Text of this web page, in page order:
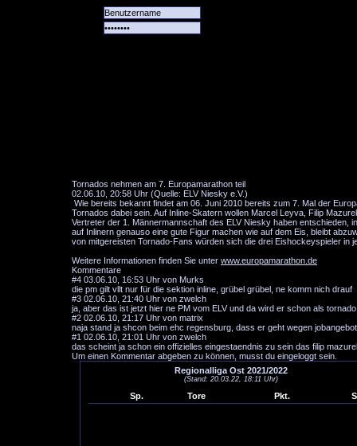
Tornados nehmen am 7. Europamarathon teil
02.06.10, 20:58 Uhr (Quelle: ELV Niesky e.V.)
Wie bereits bekannt findet am 06. Juni 2010 bereits zum 7. Mal der
Tornados dabei sein. Auf Inline-Skatern wollen Marcel Leyva, Filip
Vertreter der 1. Männermannschaft des ELV Niesky haben
auf Inlinern genauso eine gute Figur machen wie auf dem Eis, bleibt
von mitgereisten Tornado-Fans würden sich die drei Eishockeyspieler in
Weitere Informationen finden Sie unter www.europamarathon.de
Kommentare
#4 03.06.10, 16:53 Uhr von Murks
die pm gilt vllt nur für die sektion inline, grübel grübel, ne komm nich drauf
#3 02.06.10, 21:40 Uhr von zwelch
ja, aber das ist jetzt hier ne PM vom ELV und da wird er schon als
#2 02.06.10, 21:17 Uhr von matrix
naja stand ja shcon beim ehc regensburg, dass er geht wegen
#1 02.06.10, 21:01 Uhr von zwelch
das scheint ja schon ein offizielles eingestaendnis zu sein das filip
Um einen Kommentar abgeben zu können, musst du eingeloggt sein.
Regionalliga Ost 2021/2022
(Stand: 20.03.22, 18:11 Uhr)
Sp. Tore Pkt.